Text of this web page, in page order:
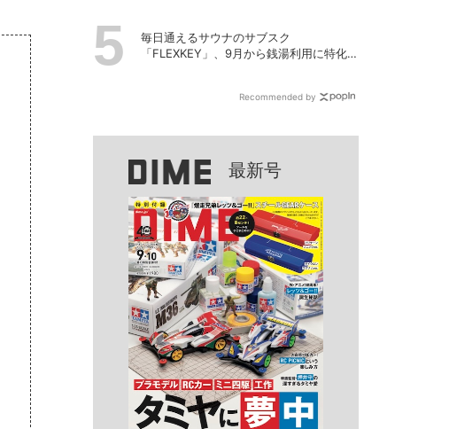
毎日通えるサウナのサブスク
「FLEXKEY」、9月から銭湯利用に特化し
Recommended by
最新号